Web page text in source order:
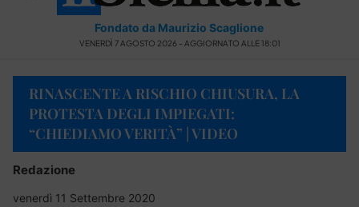
Fondato da Maurizio Scaglione
VENERDÌ 7 AGOSTO 2026 - AGGIORNATO ALLE 18:01
RINASCENTE A RISCHIO CHIUSURA, LA
PROTESTA DEGLI IMPIEGATI:
“CHIEDIAMO VERITÀ” | VIDEO
Redazione
venerdì 11 Settembre 2020